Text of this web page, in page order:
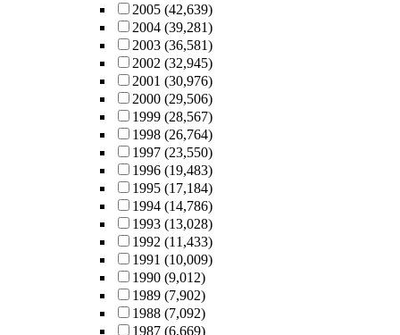
2005 (42,639)
2004 (39,281)
2003 (36,581)
2002 (32,945)
2001 (30,976)
2000 (29,506)
1999 (28,567)
1998 (26,764)
1997 (23,550)
1996 (19,483)
1995 (17,184)
1994 (14,786)
1993 (13,028)
1992 (11,433)
1991 (10,009)
1990 (9,012)
1989 (7,902)
1988 (7,092)
1987 (6,669)